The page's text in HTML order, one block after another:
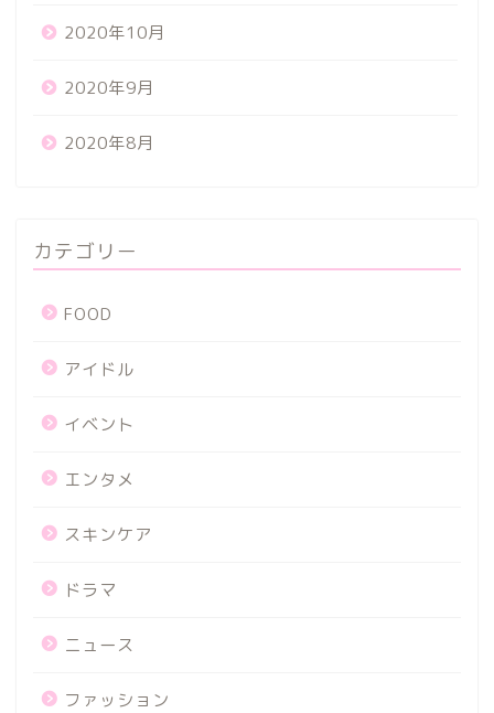
2020年10月
2020年9月
2020年8月
カテゴリー
FOOD
アイドル
イベント
エンタメ
スキンケア
ドラマ
ニュース
ファッション